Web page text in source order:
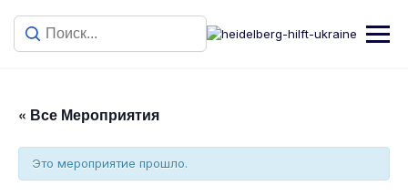
« Все Мероприятия
Это мероприятие прошло.